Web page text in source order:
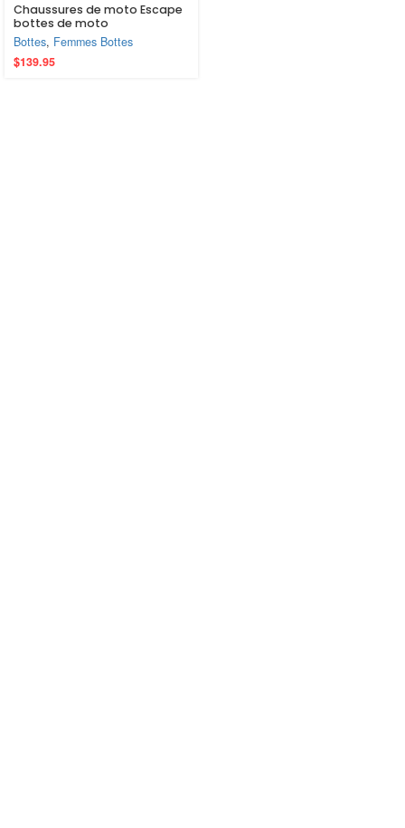
Chaussures de moto Escape
bottes de moto
antidérapantes chaussures
d’équitation de rue bottes de
protection de Motocross
Bottes, Femmes Bottes
$139.95